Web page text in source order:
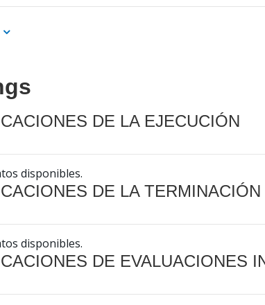
DE LA EJECUCIÓN
disponibles.
DE LA TERMINACIÓN
disponibles.
DE EVALUACIONES